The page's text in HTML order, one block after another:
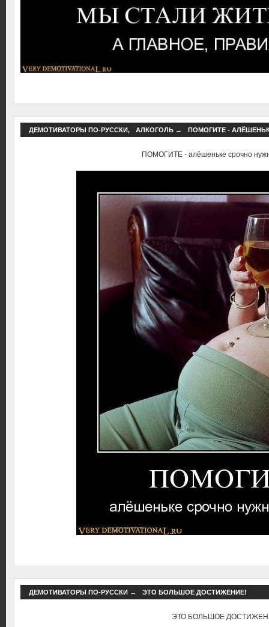
ДЕМОТИВАТОРЫ ПО-РУССКИ, АЛКОГОЛЬ→ ПОМОГИТЕ -
ПОМОГИТЕ - алёшеньке срочно
ДЕМОТИВАТОРЫ ПО-РУССКИ→ ЭТО БОЛЬШОЕ ДОСТИЖЕНИЕ!
ЭТО БОЛЬШОЕ